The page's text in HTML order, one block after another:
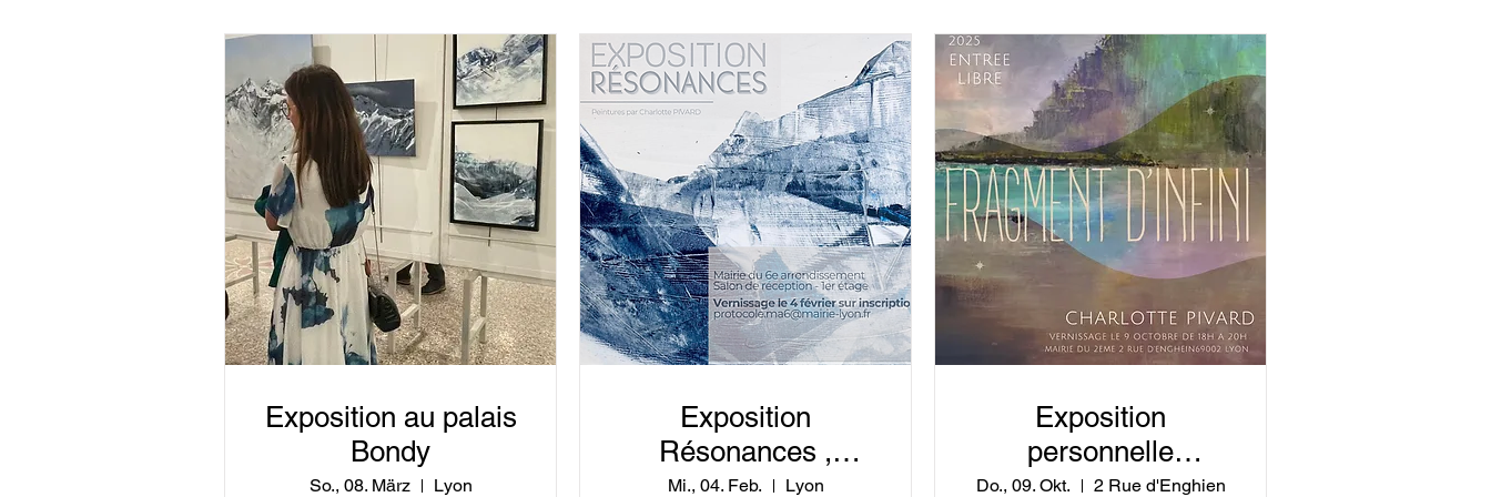
Exposition au palais
Bondy
So., 08. März
Lyon
Exposition
Résonances ,
vernissage le
Mi., 04. Feb.
Lyon
Exposition
personnelle
«Fragment d’infini »
Do., 09. Okt.
2 Rue d'Enghien